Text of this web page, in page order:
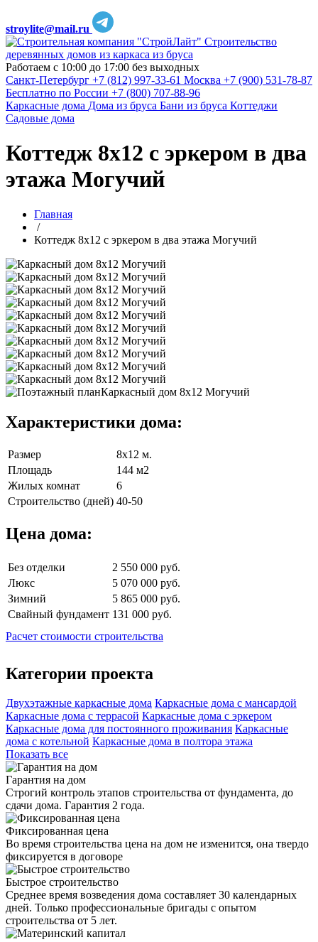
stroylite@mail.ru
Строительство
деревянных домов из каркаса из бруса
Работаем с 10:00 до 17:00 без выходных
Санкт-Петербург +7 (812) 997-33-61 Москва +7 (900) 531-78-87
Бесплатно по России +7 (800) 707-88-96
Каркасные дома Дома из бруса Бани из бруса Коттеджи
Садовые дома
Коттедж 8х12 с эркером в два
этажа Могучий
Главная
/
Коттедж 8х12 с эркером в два этажа Могучий
Характеристики дома:
Размер
8х12 м.
Площадь
144 м2
Жилых комнат
6
Строительство (дней) 40-50
Цена дома:
Без отделки
2 550 000 руб.
Люкс
5 070 000 руб.
Зимний
5 865 000 руб.
Свайный фундамент 131 000 руб.
Расчет стоимости строительства
Категории проекта
Двухэтажные каркасные дома Каркасные дома с мансардой
Каркасные дома с террасой Каркасные дома с эркером
Каркасные дома для постоянного проживания Каркасные
дома с котельной Каркасные дома в полтора этажа
Показать все
Гарантия на дом
Строгий контроль этапов строительства от фундамента, до
сдачи дома. Гарантия 2 года.
Фиксированная цена
Во время строительства цена на дом не изменится, она твердо
фиксируется в договоре
Быстрое строительство
Среднее время возведения дома составляет 30 календарных
дней. Только профессиональные бригады с опытом
строительства от 5 лет.